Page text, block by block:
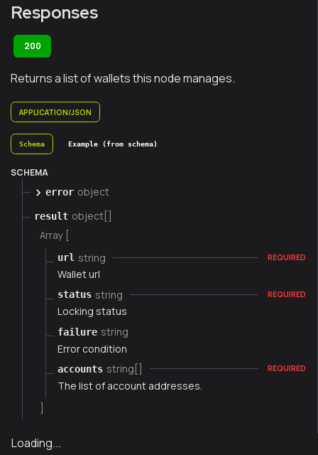
Responses
200
Returns a list of wallets this node manages.
APPLICATION/JSON
Schema Example (from schema)
SCHEMA
error object
result object[]
Array [
url string REQUIRED
Wallet url
status string REQUIRED
Locking status
failure string
Error condition
accounts string[] REQUIRED
The list of account addresses.
Loading...